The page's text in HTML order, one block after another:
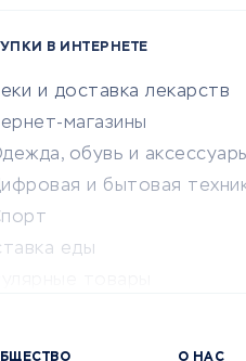
В ИНТЕРНЕТЕ
и доставка лекарств
магазины
обувь и
и бытовая
еды
О НАС